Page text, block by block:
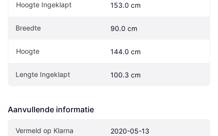
Hoogte Ingeklapt 153.0 cm
Breedte 90.0 cm
Hoogte 144.0 cm
Lengte Ingeklapt 100.3 cm
Aanvullende informatie
Vermeld op Klarna 2020-05-13